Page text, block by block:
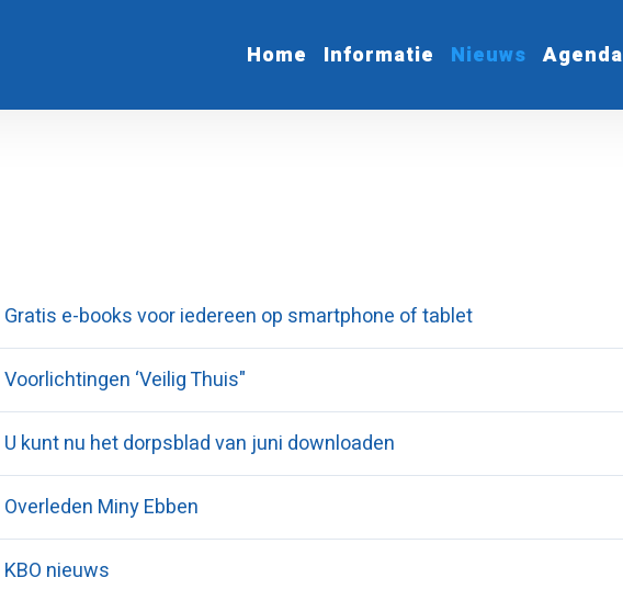
Home Informatie Nieuws Agenda
Gratis e-books voor iedereen op smartphone of tablet
Voorlichtingen ‘Veilig Thuis"
U kunt nu het dorpsblad van juni downloaden
Overleden Miny Ebben
KBO nieuws